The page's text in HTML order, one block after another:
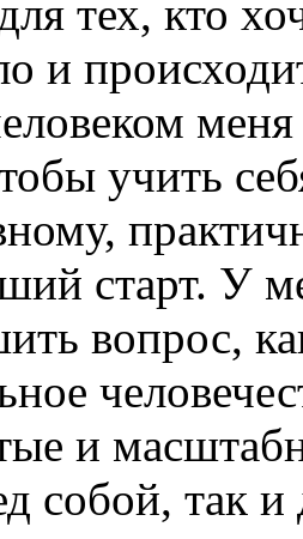
тех, кто
и
учить
старт. У
вопрос,
и
собой, так